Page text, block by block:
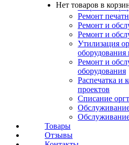
Нет товаров в
Заправка
Ремонт
Ремонт и
Ремонт и
Утилизация
оборудования
Ремонт и
оборудования
Распечатка и
проектов
Списание
Товары
Отзывы